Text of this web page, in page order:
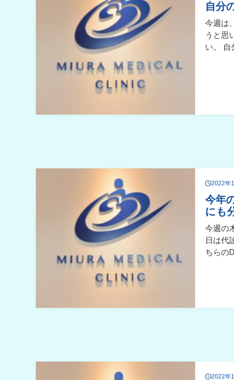
自分
今週は
うと思
い。 自
2022年
今年
にも
今週の
日は代
ちらの
2022年